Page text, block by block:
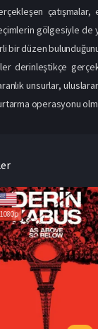
çatışmalar,
gölgesiyle de
bir düzen
derinleştikçe
unsurlar,
operasyonu